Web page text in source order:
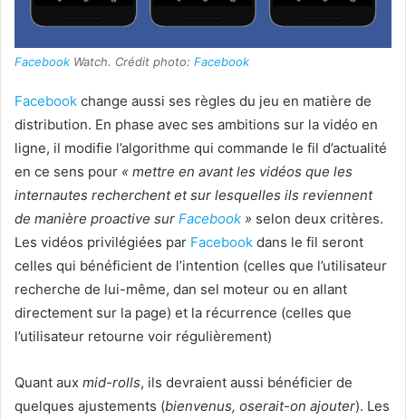
Facebook Watch. Crédit photo: Facebook
Facebook change aussi ses règles du jeu en matière de
distribution. En phase avec ses ambitions sur la vidéo en
ligne, il modifie l’algorithme qui commande le fil d’actualité
en ce sens pour « mettre en avant les vidéos que les
internautes recherchent et sur lesquelles ils reviennent
de manière proactive sur Facebook » selon deux critères.
Les vidéos privilégiées par Facebook dans le fil seront
celles qui bénéficient de l’intention (celles que l’utilisateur
recherche de lui-même, dan sel moteur ou en allant
directement sur la page) et la récurrence (celles que
l’utilisateur retourne voir régulièrement)
Quant aux mid-rolls, ils devraient aussi bénéficier de
quelques ajustements (bienvenus, oserait-on ajouter). Les